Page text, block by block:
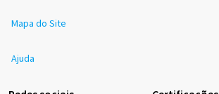
Mapa do Site
Ajuda